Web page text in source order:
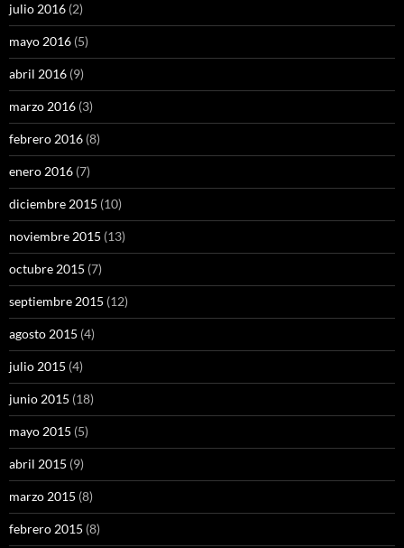
julio 2016 (2)
mayo 2016 (5)
abril 2016 (9)
marzo 2016 (3)
febrero 2016 (8)
enero 2016 (7)
diciembre 2015 (10)
noviembre 2015 (13)
octubre 2015 (7)
septiembre 2015 (12)
agosto 2015 (4)
julio 2015 (4)
junio 2015 (18)
mayo 2015 (5)
abril 2015 (9)
marzo 2015 (8)
febrero 2015 (8)